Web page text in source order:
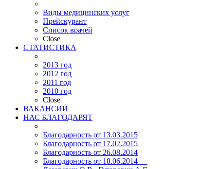
Виды медицинских услуг
Прейскурант
Список врачей
Close
СТАТИСТИКА
2013 год
2012 год
2011 год
2010 год
Close
ВАКАНСИИ
НАС БЛАГОДАРЯТ
Благодарность от 13.03.2015
Благодарность от 17.02.2015
Благодарность от 26.08.2014
Благодарность от 18.06.2014 —